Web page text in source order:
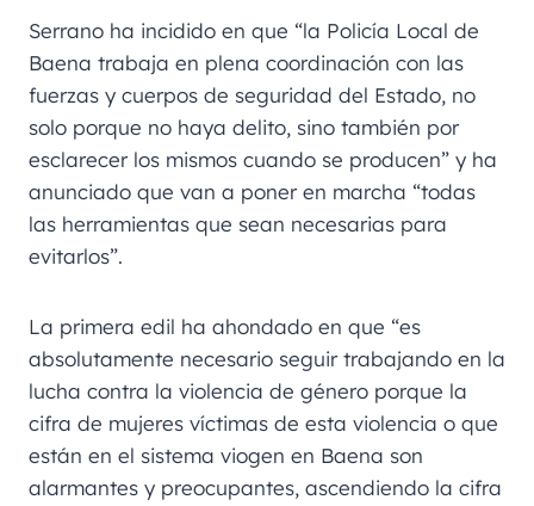
Serrano ha incidido en que “la Policía Local de
Baena trabaja en plena coordinación con las
fuerzas y cuerpos de seguridad del Estado, no
solo porque no haya delito, sino también por
esclarecer los mismos cuando se producen” y ha
anunciado que van a poner en marcha “todas
las herramientas que sean necesarias para
evitarlos”.
La primera edil ha ahondado en que “es
absolutamente necesario seguir trabajando en la
lucha contra la violencia de género porque la
cifra de mujeres víctimas de esta violencia o que
están en el sistema viogen en Baena son
alarmantes y preocupantes, ascendiendo la cifra